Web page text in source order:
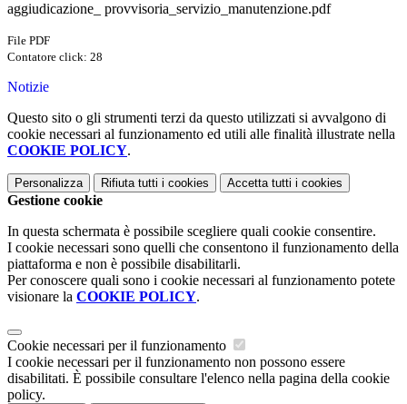
aggiudicazione_ provvisoria_servizio_manutenzione.pdf
File PDF
Contatore click: 28
Notizie
Questo sito o gli strumenti terzi da questo utilizzati si avvalgono di
cookie necessari al funzionamento ed utili alle finalità illustrate nella
COOKIE POLICY.
Personalizza Rifiuta tutti i cookies Accetta tutti i cookies
Gestione cookie
In questa schermata è possibile scegliere quali cookie consentire.
I cookie necessari sono quelli che consentono il funzionamento della
piattaforma e non è possibile disabilitarli.
Per conoscere quali sono i cookie necessari al funzionamento potete
visionare la COOKIE POLICY.
Cookie necessari per il funzionamento
I cookie necessari per il funzionamento non possono essere
disabilitati. È possibile consultare l'elenco nella pagina della cookie
policy.